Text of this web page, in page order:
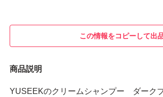
この情報をコピーして出
商品説明
YUSEEKのクリームシャンプー ダーク